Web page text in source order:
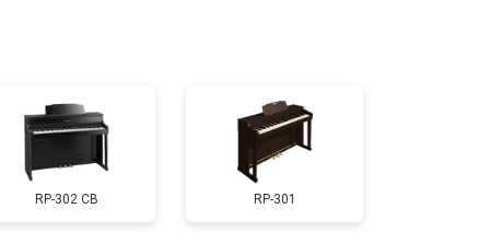
1800 ₽ Заказать
RP-302 CB RP-301